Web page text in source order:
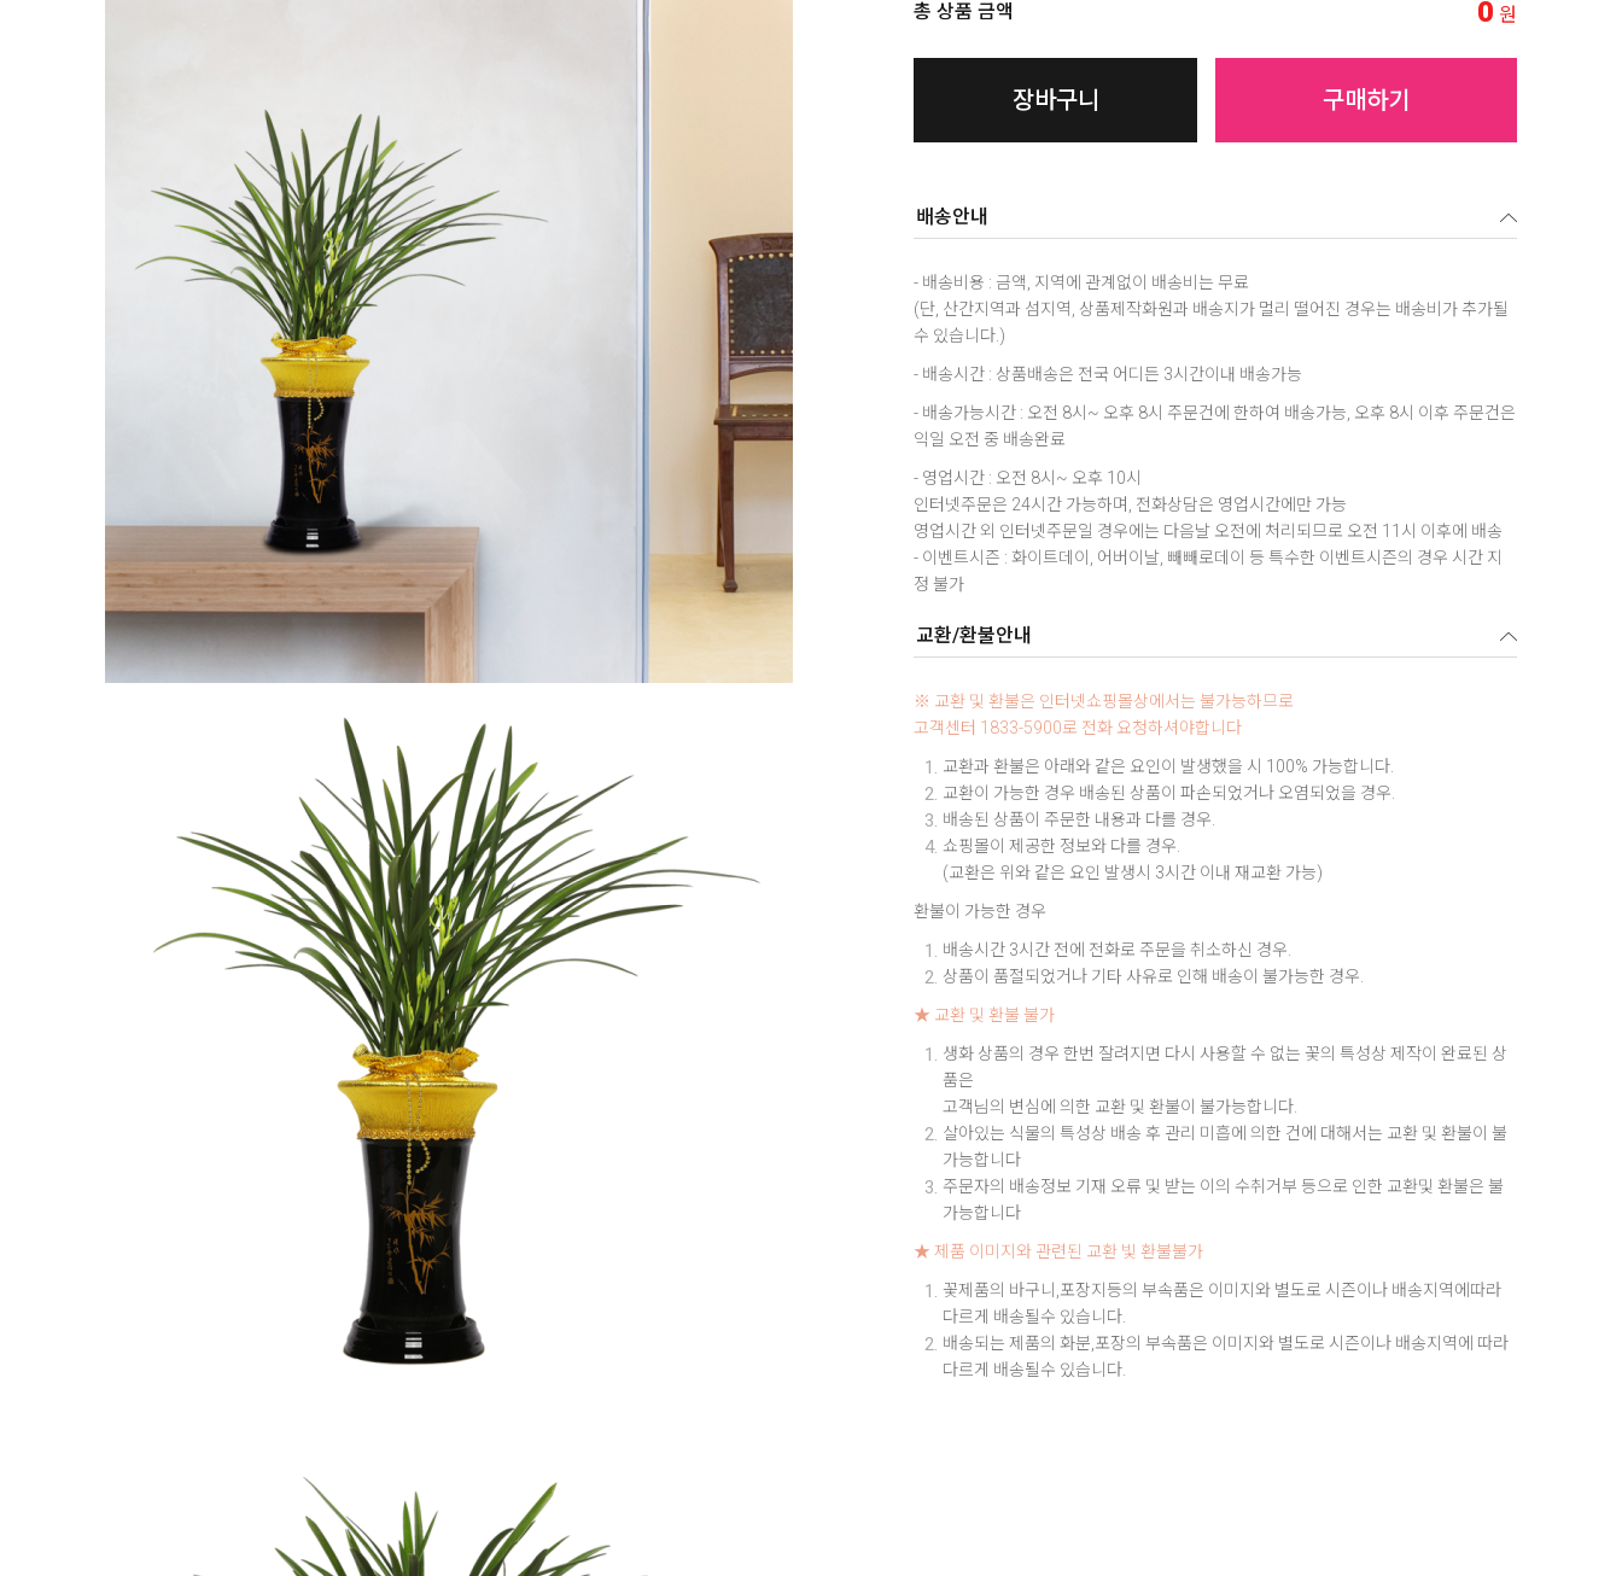
총 상품 금액 0 원
장바구니 구매하기
배송안내
- 배송비용 : 금액, 지역에 관계없이 배송비는 무료
(단, 산간지역과 섬지역, 상품제작화원과 배송지가 멀리 떨어진 경우는 배송비가 추가될
수 있습니다.)
- 배송시간 : 상품배송은 전국 어디든 3시간이내 배송가능
- 배송가능시간 : 오전 8시~ 오후 8시 주문건에 한하여 배송가능, 오후 8시 이후 주문건은
익일 오전 중 배송완료
- 영업시간 : 오전 8시~ 오후 10시
인터넷주문은 24시간 가능하며, 전화상담은 영업시간에만 가능
영업시간 외 인터넷주문일 경우에는 다음날 오전에 처리되므로 오전 11시 이후에 배송
- 이벤트시즌 : 화이트데이, 어버이날, 빼빼로데이 등 특수한 이벤트시즌의 경우 시간 지
정 불가
교환/환불안내
※ 교환 및 환불은 인터넷쇼핑몰상에서는 불가능하므로
고객센터 1833-5900로 전화 요청하셔야합니다
교환과 환불은 아래와 같은 요인이 발생했을 시 100% 가능합니다.
교환이 가능한 경우 배송된 상품이 파손되었거나 오염되었을 경우.
배송된 상품이 주문한 내용과 다를 경우.
쇼핑몰이 제공한 정보와 다를 경우.
(교환은 위와 같은 요인 발생시 3시간 이내 재교환 가능)
환불이 가능한 경우
배송시간 3시간 전에 전화로 주문을 취소하신 경우.
상품이 품절되었거나 기타 사유로 인해 배송이 불가능한 경우.
★ 교환 및 환불 불가
생화 상품의 경우 한번 잘려지면 다시 사용할 수 없는 꽃의 특성상 제작이 완료된 상
품은
고객님의 변심에 의한 교환 및 환불이 불가능합니다.
살아있는 식물의 특성상 배송 후 관리 미흡에 의한 건에 대해서는 교환 및 환불이 불
가능합니다
주문자의 배송정보 기재 오류 및 받는 이의 수취거부 등으로 인한 교환및 환불은 불
가능합니다
★ 제품 이미지와 관련된 교환 빛 환불불가
꽃제품의 바구니,포장지등의 부속품은 이미지와 별도로 시즌이나 배송지역에따라
다르게 배송될수 있습니다.
배송되는 제품의 화분,포장의 부속품은 이미지와 별도로 시즌이나 배송지역에 따라
다르게 배송될수 있습니다.